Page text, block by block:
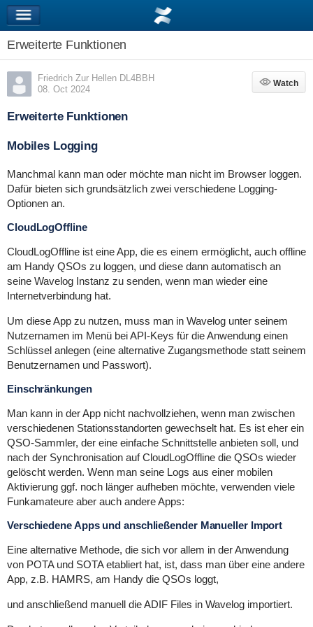
Erweiterte Funktionen
Friedrich Zur Hellen DL4BBH
08. Oct 2024
Watch
Watch
Erweiterte Funktionen
Mobiles Logging
Manchmal kann man oder möchte man nicht im Browser loggen.
Dafür bieten sich grundsätzlich zwei verschiedene Logging-
Optionen an.
CloudLogOffline
CloudLogOffline ist eine App, die es einem ermöglicht, auch offline
am Handy QSOs zu loggen, und diese dann automatisch an
seine Wavelog Instanz zu senden, wenn man wieder eine
Internetverbindung hat.
Um diese App zu nutzen, muss man in Wavelog unter seinem
Nutzernamen im Menü bei API-Keys für die Anwendung einen
Schlüssel anlegen (eine alternative Zugangsmethode statt seinem
Benutzernamen und Passwort).
Einschränkungen
Man kann in der App nicht nachvollziehen, wenn man zwischen
verschiedenen Stationsstandorten gewechselt hat. Es ist eher ein
QSO-Sammler, der eine einfache Schnittstelle anbieten soll, und
nach der Synchronisation auf CloudLogOffline die QSOs wieder
gelöscht werden. Wenn man seine Logs aus einer mobilen
Aktivierung ggf. noch länger aufheben möchte, verwenden viele
Funkamateure aber auch andere Apps:
Verschiedene Apps und anschließender Manueller Import
Eine alternative Methode, die sich vor allem in der Anwendung
von POTA und SOTA etabliert hat, ist, dass man über eine andere
App, z.B. HAMRS, am Handy die QSOs loggt,
und anschließend manuell die ADIF Files in Wavelog importiert.